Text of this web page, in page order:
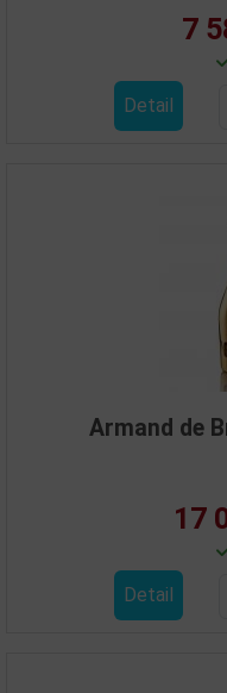
7
Detail
Armand de
17
Detail